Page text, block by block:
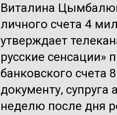
Виталина
личного счета 4
утверждает
русские сенсации»
банковского счета
документу, супруга
неделю после дня